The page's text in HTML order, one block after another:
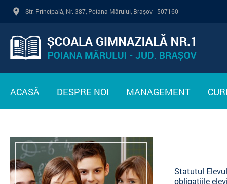
Str. Principală, Nr. 387, Poiana Mărului, Brașov | 507160
ACASĂ DESPRE NOI
INTERES PUBLIC
MANAGEMENT
CADRE DIDACTICE
STATUTUL ELEVULUI
Statutul
obligaţiile